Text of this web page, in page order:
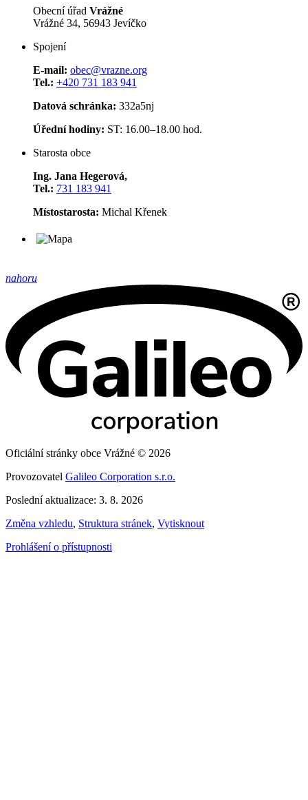
Obecní úřad Vrážné
Vrážné 34, 56943 Jevíčko
Spojení
E-mail: obec@vrazne.org
Tel.: +420 731 183 941
Datová schránka: 332a5nj
Úřední hodiny: ST: 16.00–18.00 hod.
Starosta obce
Ing. Jana Hegerová,
Tel.: 731 183 941
Místostarosta: Michal Křenek
nahoru
Oficiální stránky obce Vrážné © 2026
Provozovatel Galileo Corporation s.r.o.
Poslední aktualizace: 3. 8. 2026
Změna vzhledu, Struktura stránek, Vytisknout
Prohlášení o přístupnosti